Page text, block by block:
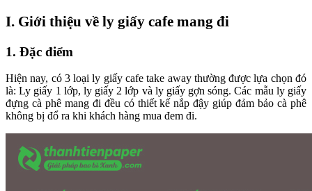
I. Giới thiệu về ly giấy cafe mang đi
1. Đặc điểm
Hiện nay, có 3 loại ly giấy cafe take away thường được lựa chọn đó
là: Ly giấy 1 lớp, ly giấy 2 lớp và ly giấy gợn sóng. Các mẫu ly giấy
đựng cà phê mang đi đều có thiết kế nắp đậy giúp đảm bảo cà phê
không bị đổ ra khi khách hàng mua đem đi.